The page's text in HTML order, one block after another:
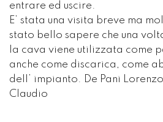
entrare ed uscire.
E’ stata una visita breve ma
stato bello sapere che una
la cava viene utilizzata come
anche come discarica, come
dell’ impianto. De Pani
Claudio